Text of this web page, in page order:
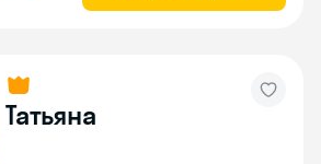
Татьяна